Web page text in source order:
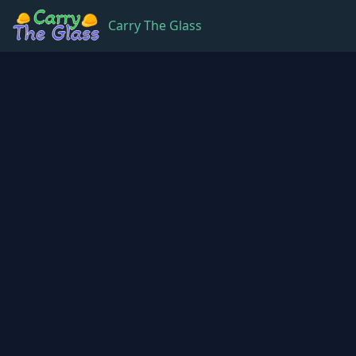
Carry The Glass